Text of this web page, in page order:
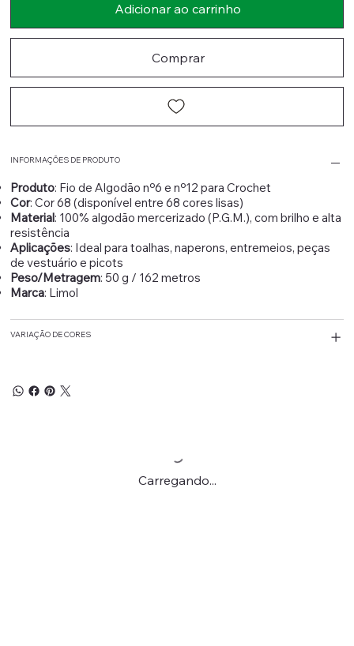
Adicionar ao carrinho
Comprar
INFORMAÇÕES DE PRODUTO
Produto: Fio de Algodão nº6 e nº12 para Crochet
Cor: Cor 68 (disponível entre 68 cores lisas)
Material: 100% algodão mercerizado (P.G.M.), com brilho e alta
resistência
Aplicações: Ideal para toalhas, naperons, entremeios, peças
de vestuário e picots
Peso/Metragem: 50 g / 162 metros
Marca: Limol
VARIAÇÃO DE CORES
Carregando...